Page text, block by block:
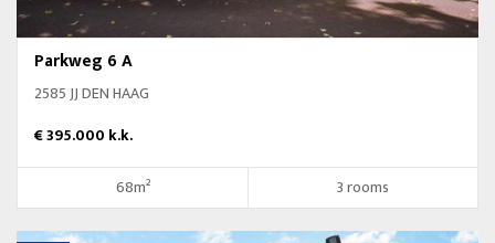
Parkweg 6 A
2585 JJ DEN HAAG
€ 395.000 k.k.
68m² 3 rooms